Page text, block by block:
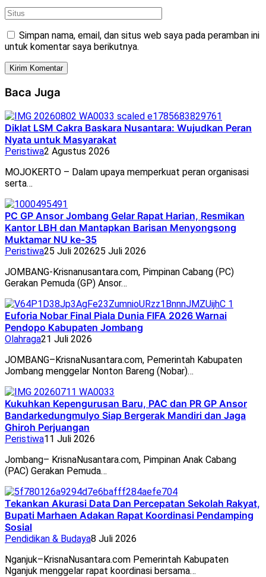
Simpan nama, email, dan situs web saya pada peramban ini
untuk komentar saya berikutnya.
Baca Juga
Diklat LSM Cakra Baskara Nusantara: Wujudkan Peran
Nyata untuk Masyarakat
Peristiwa2 Agustus 2026
MOJOKERTO – Dalam upaya memperkuat peran organisasi
serta…
PC GP Ansor Jombang Gelar Rapat Harian, Resmikan
Kantor LBH dan Mantapkan Barisan Menyongsong
Muktamar NU ke-35
Peristiwa25 Juli 202625 Juli 2026
JOMBANG-Krisnanusantara.com, Pimpinan Cabang (PC)
Gerakan Pemuda (GP) Ansor…
Euforia Nobar Final Piala Dunia FIFA 2026 Warnai
Pendopo Kabupaten Jombang
Olahraga21 Juli 2026
JOMBANG–KrisnaNusantara.com, Pemerintah Kabupaten
Jombang menggelar Nonton Bareng (Nobar)…
Kukuhkan Kepengurusan Baru, PAC dan PR GP Ansor
Bandarkedungmulyo Siap Bergerak Mandiri dan Jaga
Ghiroh Perjuangan
Peristiwa11 Juli 2026
Jombang– KrisnaNusantara.com, Pimpinan Anak Cabang
(PAC) Gerakan Pemuda…
Tekankan Akurasi Data Dan Percepatan Sekolah Rakyat,
Bupati Marhaen Adakan Rapat Koordinasi Pendamping
Sosial
Pendidikan & Budaya8 Juli 2026
Nganjuk–KrisnaNusantara.com Pemerintah Kabupaten
Nganjuk menggelar rapat koordinasi bersama…